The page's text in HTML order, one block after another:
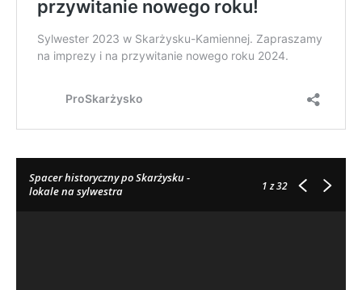
Spacer historyczny po Skarżysku -
lokale na sylwestra
1z 32